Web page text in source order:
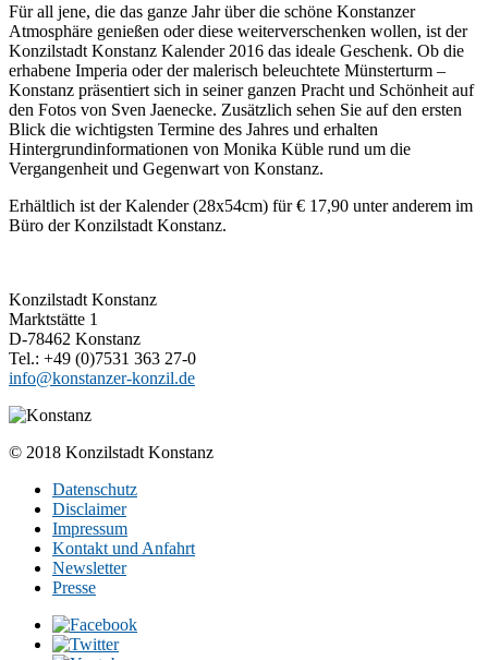
Für all jene, die das ganze Jahr über die schöne Konstanzer
Atmosphäre genießen oder diese weiterverschenken wollen, ist der
Konzilstadt Konstanz Kalender 2016 das ideale Geschenk. Ob die
erhabene Imperia oder der malerisch beleuchtete Münsterturm –
Konstanz präsentiert sich in seiner ganzen Pracht und Schönheit auf
den Fotos von Sven Jaenecke. Zusätzlich sehen Sie auf den ersten
Blick die wichtigsten Termine des Jahres und erhalten
Hintergrundinformationen von Monika Küble rund um die
Vergangenheit und Gegenwart von Konstanz.
Erhältlich ist der Kalender (28x54cm) für € 17,90 unter anderem im
Büro der Konzilstadt Konstanz.
Konzilstadt Konstanz
Marktstätte 1
D-78462 Konstanz
Tel.: +49 (0)7531 363 27-0
info@konstanzer-konzil.de
© 2018 Konzilstadt Konstanz
Datenschutz
Disclaimer
Impressum
Kontakt und Anfahrt
Newsletter
Presse